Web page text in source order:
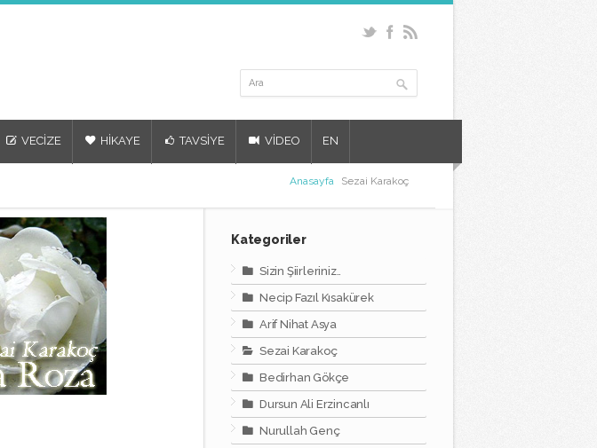
VECİZE HİKAYE TAVSİYE VİDEO EN
Anasayfa Sezai Karakoç
Kategoriler
Sizin Şiirleriniz..
Necip Fazıl Kısakürek
Arif Nihat Asya
Sezai Karakoç
Bedirhan Gökçe
Dursun Ali Erzincanlı
Nurullah Genç